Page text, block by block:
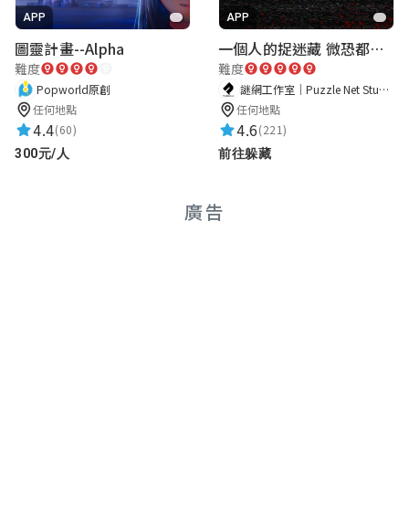
APP
圖靈計畫--Alpha
難度
Popworld原創
任何地點
4.4(60)
300元/人
APP
一個人的捉迷藏 微恐都市傳說
難度
謎網工作室｜Puzzle Net Studio
任何地點
4.6(221)
前往躲藏
廣告